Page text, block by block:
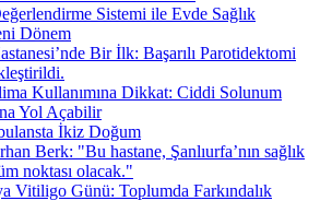
Sistemi ile Evde Sağlık
Dönem
Bir İlk: Başarılı Parotidektomi
Kullanımına Dikkat: Ciddi Solunum
Yol Açabilir
İkiz Doğum
Berk: "Bu hastane, Şanlıurfa’nın sağlık
noktası olacak."
Vitiligo Günü: Toplumda Farkındalık